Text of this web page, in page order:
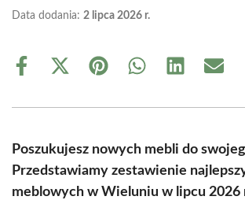
Data dodania: 2 lipca 2026 r.
Share
Share
(Twitter)
Share Share Share Share
Poszukujesz nowych mebli do
Przedstawiamy zestawienie
meblowych w Wieluniu w lipcu 2026